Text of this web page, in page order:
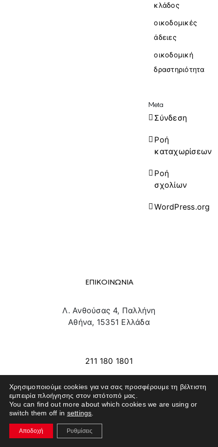
κλάδος
οικοδομικές
άδειες
οικοδομική
δραστηριότητα
Meta
Σύνδεση
Ροή
καταχωρίσεων
Ροή
σχολίων
WordPress.org
ΕΠΙΚΟΙΝΩΝΙΑ
Λ. Ανθούσας 4, Παλλήνη
Αθήνα, 15351 Ελλάδα
211 180 1801
SITE MAP
ΕΚΘΕΤΕΣ
Χρησιμοποιούμε cookies για να σας προσφέρουμε τη βέλτιστη
εμπειρία πλοήγησης στον ιστότοπό μας.
You can find out more about which cookies we are using or
switch them off in settings
Αποδοχή Ρυθμίσεις